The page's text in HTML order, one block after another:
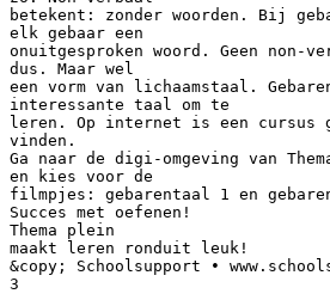
betekent: zonder woorden. Bij
elk gebaar een
onuitgesproken woord. Geen non-
dus. Maar wel
een vorm van lichaamstaal.
interessante taal om te
leren. Op internet is een cursus
vinden.
Ga naar de digi-omgeving van
en kies voor de
filmpjes: gebarentaal 1 en
Succes met oefenen!
Thema plein
maakt leren ronduit leuk!
&copy; Schoolsupport •